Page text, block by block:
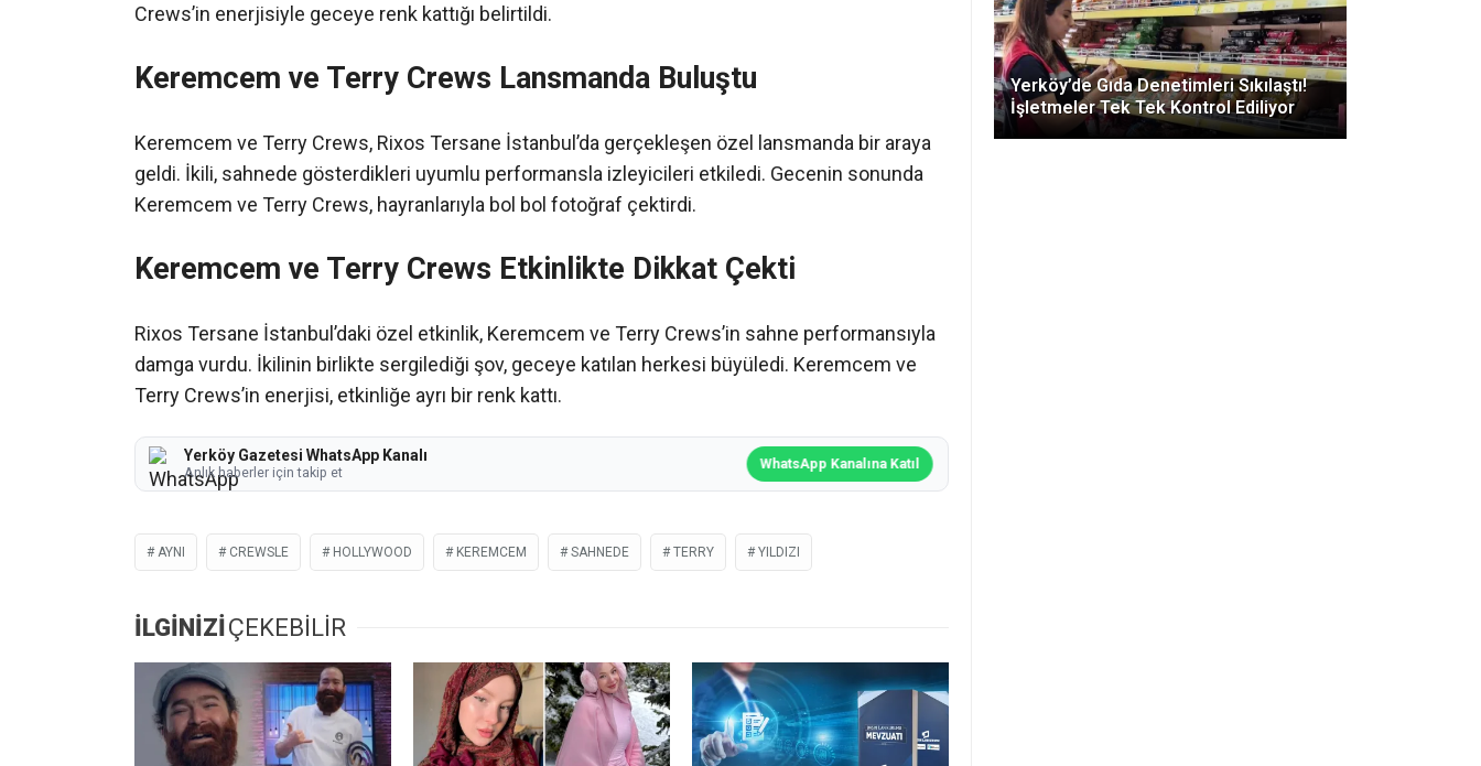
Crews’in enerjisiyle geceye renk kattığı belirtildi.
Keremcem ve Terry Crews Lansmanda Buluştu
Keremcem ve Terry Crews, Rixos Tersane İstanbul’da gerçekleşen özel lansmanda bir araya
geldi. İkili, sahnede gösterdikleri uyumlu performansla izleyicileri etkiledi. Gecenin sonunda
Keremcem ve Terry Crews, hayranlarıyla bol bol fotoğraf çektirdi.
Keremcem ve Terry Crews Etkinlikte Dikkat Çekti
Rixos Tersane İstanbul’daki özel etkinlik, Keremcem ve Terry Crews’in sahne performansıyla
damga vurdu. İkilinin birlikte sergilediği şov, geceye katılan herkesi büyüledi. Keremcem ve
Terry Crews’in enerjisi, etkinliğe ayrı bir renk kattı.
Yerköy Gazetesi WhatsApp Kanalı
Anlık haberler için takip et
WhatsApp Kanalına Katıl
AYNI CREWSLE HOLLYWOOD KEREMCEM SAHNEDE TERRY YILDIZI
İLGİNİZİÇEKEBİLİR
Yerköy’de Gıda Denetimleri Sıkılaştı!
İşletmeler Tek Tek Kontrol Ediliyor